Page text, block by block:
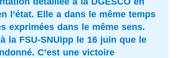
l’état. Elle a dans le même temps
exprimées dans le même sens.
la FSU-SNUipp le 16 juin que le
C’est une victoire